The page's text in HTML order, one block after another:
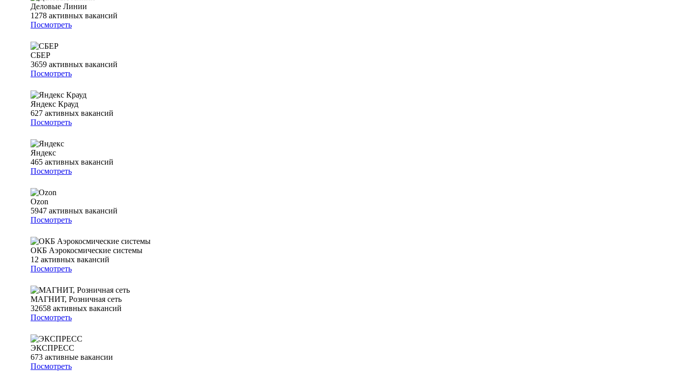
Деловые Линии
1278 активных вакансий
Посмотреть
СБЕР
3659 активных вакансий
Посмотреть
Яндекс Крауд
627 активных вакансий
Посмотреть
Яндекс
465 активных вакансий
Посмотреть
Ozon
5947 активных вакансий
Посмотреть
ОКБ Аэрокосмические системы
12 активных вакансий
Посмотреть
МАГНИТ, Розничная сеть
32658 активных вакансий
Посмотреть
ЭКСПРЕСС
673 активные вакансии
Посмотреть